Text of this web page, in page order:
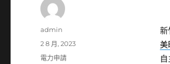
新
美
作
admin
發
佈
2 8 月, 2023
分
電力申請